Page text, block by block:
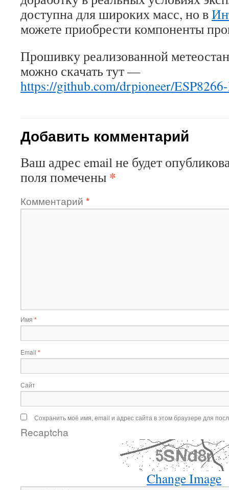
доступна для широких масс, но в
можете приобрести компоненты
Прошивку реализованной
можно скачать тут —
https://github.com/drpioneer/
Добавить комментарий
Ваш адрес email не будет
поля помечены *
Комментарий *
Имя *
Email *
Сайт
Сохранить моё имя, email и адрес сайта в этом браузере для
Recaptcha
Change Image